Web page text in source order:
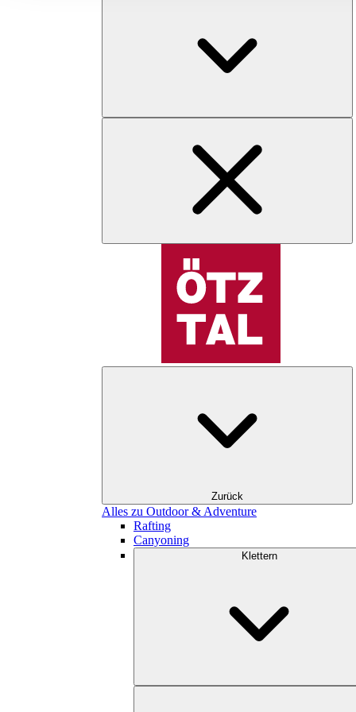
Zurück
Alles zu Outdoor & Adventure
Rafting
Canyoning
Klettern